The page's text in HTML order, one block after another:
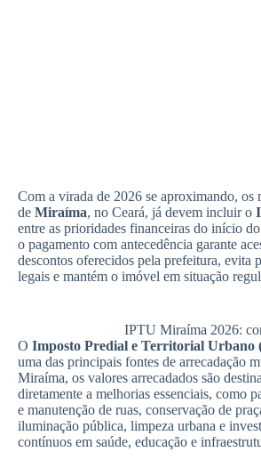
Com a virada de 2026 se aproximando, os
de Miraíma, no Ceará, já devem incluir o
entre as prioridades financeiras do início
o pagamento com antecedência garante
descontos oferecidos pela prefeitura, evita
legais e mantém o imóvel em situação
IPTU Miraíma 2026:
O Imposto Predial e Territorial Urbano
uma das principais fontes de arrecadação
Miraíma, os valores arrecadados são
diretamente a melhorias essenciais, como
e manutenção de ruas, conservação de
iluminação pública, limpeza urbana e
contínuos em saúde, educação e